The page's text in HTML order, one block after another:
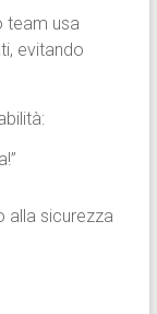
team usa
evitando
alla sicurezza